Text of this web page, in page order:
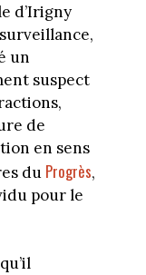
d’Irigny
un
suspect
de
en sens
du Progrès,
pour le